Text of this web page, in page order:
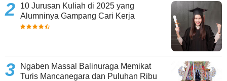
10 Jurusan Kuliah di 2025 yang
Alumninya Gampang Cari Kerja
Ngaben Massal Balinuraga Memikat
Turis Mancanegara dan Puluhan Ribu